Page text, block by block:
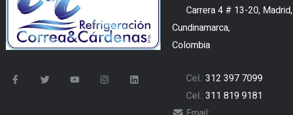
Carrera 4 # 13-20, Madrid,
Cundinamarca,
Colombia
Cel.: 312 397 7099
Cel.: 311 819 9181